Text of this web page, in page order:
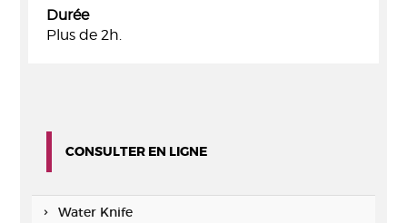
Durée
Plus de 2h.
CONSULTER EN LIGNE
Water Knife